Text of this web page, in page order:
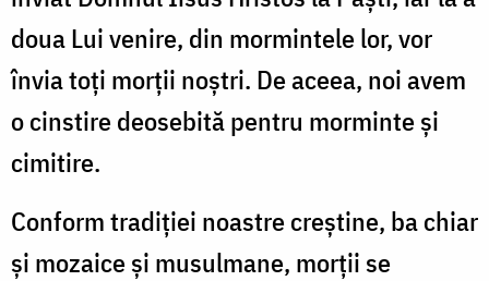
doua Lui venire, din mormintele lor, vor
învia toți morții noștri. De aceea, noi avem
o cinstire deosebită pentru morminte și
cimitire.
Conform tradiției noastre creștine, ba chiar
și mozaice și musulmane, morții se